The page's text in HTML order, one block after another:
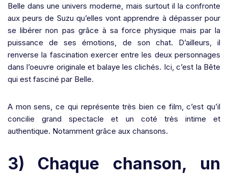
Belle dans une univers moderne, mais surtout il la confronte
aux peurs de Suzu qu’elles vont apprendre à dépasser pour
se libérer non pas grâce à sa force physique mais par la
puissance de ses émotions, de son chat. D’ailleurs, il
renverse la fascination exercer entre les deux personnages
dans l’oeuvre originale et balaye les clichés. Ici, c’est la Bête
qui est fasciné par Belle.
A mon sens, ce qui représente très bien ce film, c’est qu’il
concilie grand spectacle et un coté très intime et
authentique. Notamment grâce aux chansons.
3) Chaque chanson, un